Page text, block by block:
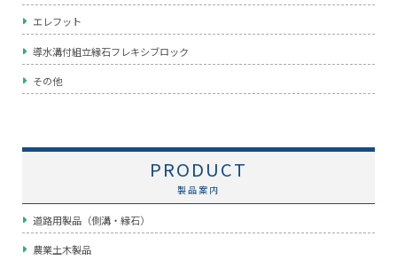
エレフット
導水溝付組立縁石フレキシブロック
その他
PRODUCT
製品案内
道路用製品（側溝・縁石）
農業土木製品